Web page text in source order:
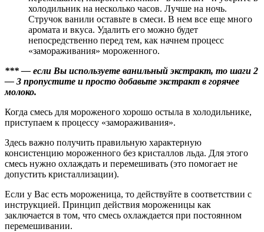
холодильник на несколько часов. Лучше на ночь.
Стручок ванили оставьте в смеси. В нем все еще много
аромата и вкуса. Удалить его можно будет
непосредственно перед тем, как начнем процесс
«замораживания» мороженного.
*** — если Вы используете ванильный экстракт, то шаги 2
— 3 пропустите и просто добавьте экстракт в горячее
молоко.
Когда смесь для мороженого хорошо остыла в холодильнике,
приступаем к процессу «замораживания».
Здесь важно получить правильную характерную
консистенцию мороженного без кристаллов льда. Для этого
смесь нужно охлаждать и перемешивать (это помогает не
допустить кристаллизации).
Если у Вас есть мороженица, то действуйте в соответствии с
инструкцией. Принцип действия мороженицы как
заключается в том, что смесь охлаждается при постоянном
перемешивании.